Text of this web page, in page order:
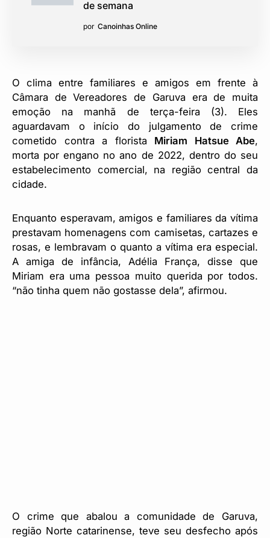
de semana
por Canoinhas Online
O clima entre familiares e amigos em frente à
Câmara de Vereadores de Garuva era de muita
emoção na manhã de terça-feira (3). Eles
aguardavam o início do julgamento de crime
cometido contra a florista Miriam Hatsue Abe,
morta por engano no ano de 2022, dentro do seu
estabelecimento comercial, na região central da
cidade.
Enquanto esperavam, amigos e familiares da vítima
prestavam homenagens com camisetas, cartazes e
rosas, e lembravam o quanto a vítima era especial.
A amiga de infância, Adélia França, disse que
Miriam era uma pessoa muito querida por todos.
“não tinha quem não gostasse dela”, afirmou.
O crime que abalou a comunidade de Garuva,
região Norte catarinense, teve seu desfecho após